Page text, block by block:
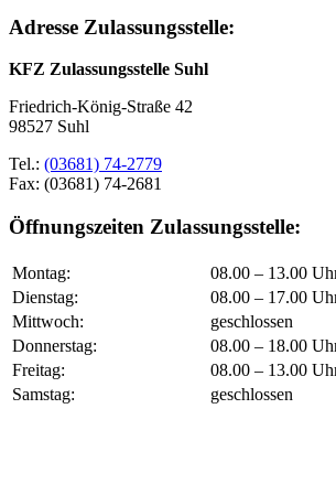
Adresse Zulassungsstelle:
KFZ Zulassungsstelle Suhl
Friedrich-König-Straße 42
98527 Suhl
Tel.: (03681) 74-2779
Fax: (03681) 74-2681
Öffnungszeiten Zulassungsstelle:
Montag:
08.00 – 13.00
Dienstag:
08.00 – 17.00
Mittwoch:
geschlossen
Donnerstag:
08.00 – 18.00
Freitag:
08.00 – 13.00
Samstag:
geschlossen